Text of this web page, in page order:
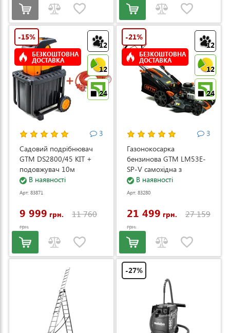
12
12
24
-15%
БЕЗКОШТОВНА
ДОСТАВКА
3
Садовий подрібнювач
GTM DS2800/45 KIT +
подовжувач 10м
(DS2800/45_KIT+ext.cord)
В наявності
Арт: 83871
9 999 грн. 11 760
грн.
12
12
24
-21%
БЕЗКОШТОВНА
ДОСТАВКА
3
Газонокосарка
бензинова GTM LM53E-
SP-V самохідна з
електростартером та
регулюванням швидкості
В наявності
Арт: 83280
21 499 грн. 27 159
грн.
-27%